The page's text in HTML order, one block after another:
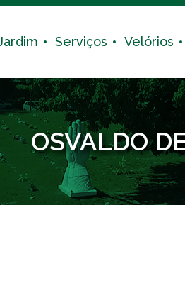
Serviços Velórios
OSVALDO